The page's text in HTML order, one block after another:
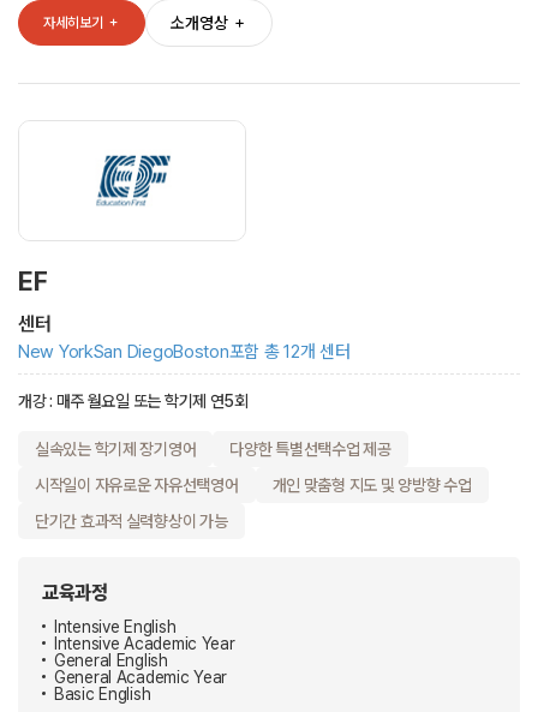
자세히보기 ＋ 소개영상 ＋
EF
센터
New YorkSan DiegoBoston포함 총 12개 센터
개강 : 매주 월요일 또는 학기제 연5회
실속있는 학기제 장기영어
다양한 특별선택수업 제공
시작일이 자유로운 자유선택영어
개인 맞춤형 지도 및 양방향 수업
단기간 효과적 실력향상이 가능
교육과정
Intensive English
Intensive Academic Year
General English
General Academic Year
Basic English